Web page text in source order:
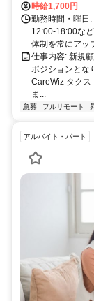
時給1,700円
勤務時間・曜日
12:00-18:00な
体制を常にアッ
仕事内容: 新規
ポジションとな
CareWiz タクス
ま...
急募 フルリモート
アルバイト・パート